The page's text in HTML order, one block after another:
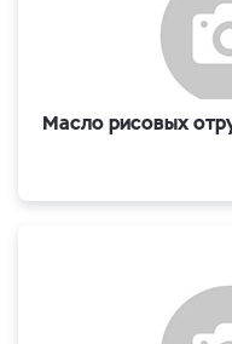
Масло рисовых